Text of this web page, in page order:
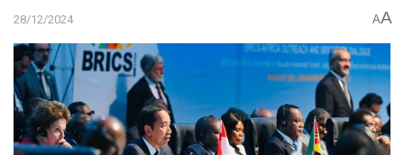
28/12/2024 AA